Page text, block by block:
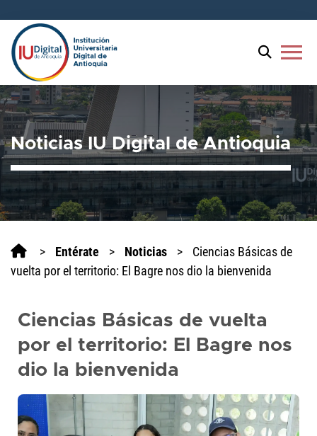
menu
Noticias IU Digital de Antioquia
> Entérate > Noticias >
Ciencias Básicas de
vuelta por el territorio: El Bagre nos dio la bienvenida
Ciencias Básicas de vuelta
por el territorio: El Bagre nos
dio la bienvenida